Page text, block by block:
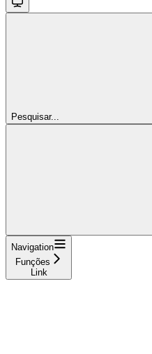
Pesquisar...
Navigation
Funções
Link